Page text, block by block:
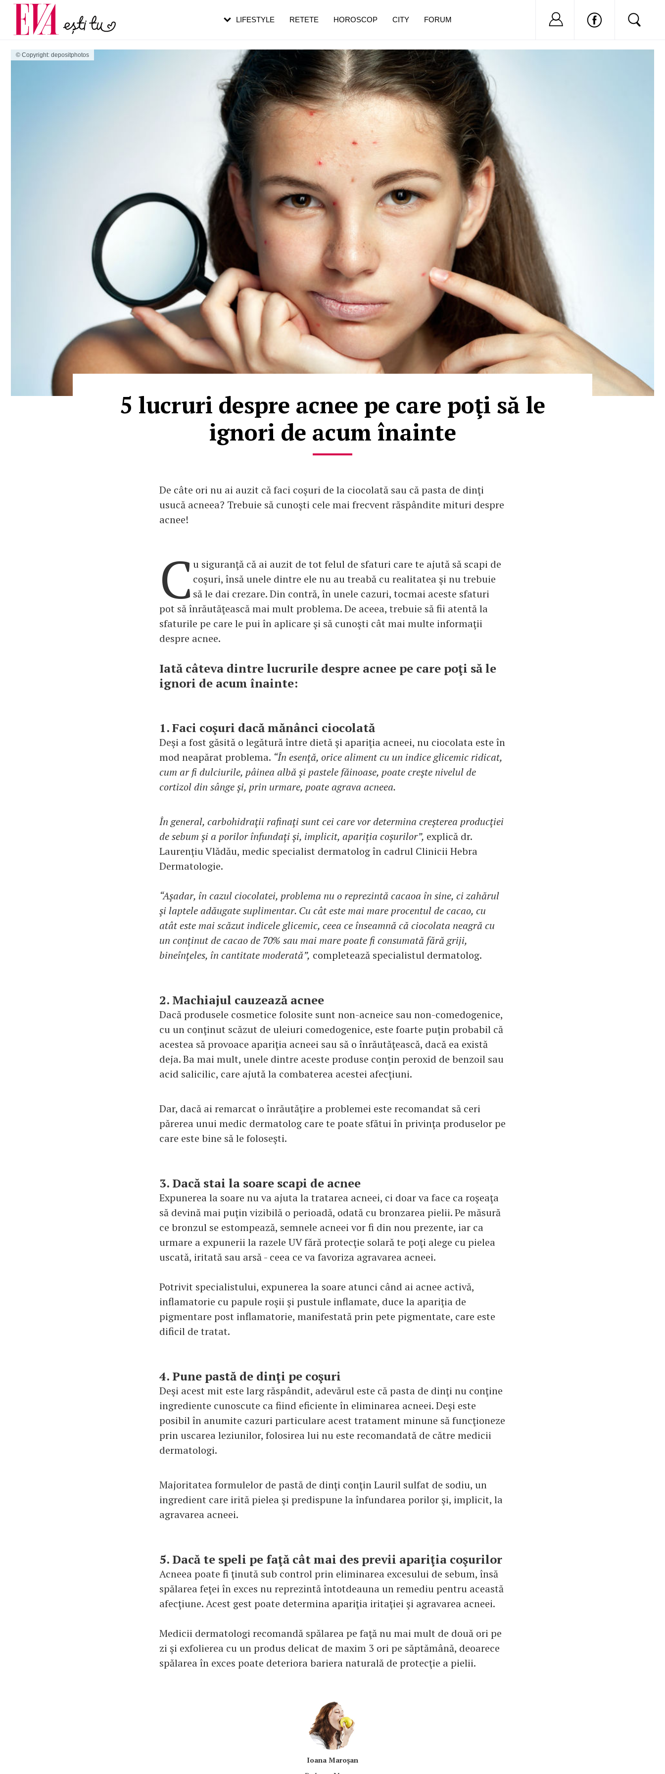
© Copyright: depositphotos
5 lucruri despre acnee pe care poţi să le
ignori de acum înainte
De câte ori nu ai auzit că faci coşuri de la ciocolată sau că pasta de dinţi
usucă acneea? Trebuie să cunoşti cele mai frecvent răspândite mituri despre
acnee!
C u siguranţă că ai auzit de tot felul de sfaturi care te ajută să scapi de
coşuri, însă unele dintre ele nu au treabă cu realitatea şi nu trebuie
să le dai crezare. Din contră, în unele cazuri, tocmai aceste sfaturi
pot să înrăutăţească mai mult problema. De aceea, trebuie să fii atentă la
sfaturile pe care le pui în aplicare şi să cunoşti cât mai multe informaţii
despre acnee.
Iată câteva dintre lucrurile despre acnee pe care poţi să le
ignori de acum înainte:
1. Faci coşuri dacă mănânci ciocolată
Deşi a fost găsită o legătură între dietă şi apariţia acneei, nu ciocolata este în
mod neapărat problema. “În esenţă, orice aliment cu un indice glicemic ridicat,
cum ar fi dulciurile, pâinea albă şi pastele făinoase, poate creşte nivelul de
cortizol din sânge şi, prin urmare, poate agrava acneea.
În general, carbohidraţii rafinaţi sunt cei care vor determina creşterea producţiei
de sebum şi a porilor înfundaţi şi, implicit, apariţia coşurilor”, explică dr.
Laurenţiu Vlădău, medic specialist dermatolog în cadrul Clinicii Hebra
Dermatologie.
“Aşadar, în cazul ciocolatei, problema nu o reprezintă cacaoa în sine, ci zahărul
şi laptele adăugate suplimentar. Cu cât este mai mare procentul de cacao, cu
atât este mai scăzut indicele glicemic, ceea ce înseamnă că ciocolata neagră cu
un conţinut de cacao de 70% sau mai mare poate fi consumată fără griji,
bineînţeles, în cantitate moderată”, completează specialistul dermatolog.
2. Machiajul cauzează acnee
Dacă produsele cosmetice folosite sunt non-acneice sau non-comedogenice,
cu un conţinut scăzut de uleiuri comedogenice, este foarte puţin probabil că
acestea să provoace apariţia acneei sau să o înrăutăţească, dacă ea există
deja. Ba mai mult, unele dintre aceste produse conţin peroxid de benzoil sau
acid salicilic, care ajută la combaterea acestei afecţiuni.
Dar, dacă ai remarcat o înrăutăţire a problemei este recomandat să ceri
părerea unui medic dermatolog care te poate sfătui în privinţa produselor pe
care este bine să le foloseşti.
3. Dacă stai la soare scapi de acnee
Expunerea la soare nu va ajuta la tratarea acneei, ci doar va face ca roşeaţa
să devină mai puţin vizibilă o perioadă, odată cu bronzarea pielii. Pe măsură
ce bronzul se estompează, semnele acneei vor fi din nou prezente, iar ca
urmare a expunerii la razele UV fără protecţie solară te poţi alege cu pielea
uscată, iritată sau arsă - ceea ce va favoriza agravarea acneei.
Potrivit specialistului, expunerea la soare atunci când ai acnee activă,
inflamatorie cu papule roşii şi pustule inflamate, duce la apariţia de
pigmentare post inflamatorie, manifestată prin pete pigmentate, care este
dificil de tratat.
4. Pune pastă de dinţi pe coşuri
Deşi acest mit este larg răspândit, adevărul este că pasta de dinţi nu conţine
ingrediente cunoscute ca fiind eficiente în eliminarea acneei. Deşi este
posibil în anumite cazuri particulare acest tratament minune să funcţioneze
prin uscarea leziunilor, folosirea lui nu este recomandată de către medicii
dermatologi.
Majoritatea formulelor de pastă de dinţi conţin Lauril sulfat de sodiu, un
ingredient care irită pielea şi predispune la înfundarea porilor şi, implicit, la
agravarea acneei.
5. Dacă te speli pe faţă cât mai des previi apariţia coşurilor
Acneea poate fi ţinută sub control prin eliminarea excesului de sebum, însă
spălarea feţei în exces nu reprezintă întotdeauna un remediu pentru această
afecţiune. Acest gest poate determina apariţia iritaţiei şi agravarea acneei.
Medicii dermatologi recomandă spălarea pe faţă nu mai mult de două ori pe
zi şi exfolierea cu un produs delicat de maxim 3 ori pe săptămână, deoarece
spălarea în exces poate deteriora bariera naturală de protecţie a pielii.
Ioana Maroşan
LIFESTYLE RETETE HOROSCOP CITY FORUM Nu ai cont?
Carieră
Actualitate
pe măsură ce înaintezi în vârstă
de dureroasă este investigația